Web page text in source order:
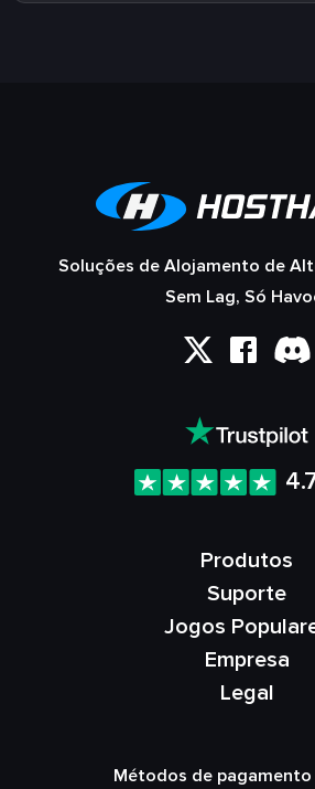
Soluções de Alojamento de
Sem Lag, Só
Produtos
Suporte
Jogos
Empresa
Legal
Métodos de pagamento